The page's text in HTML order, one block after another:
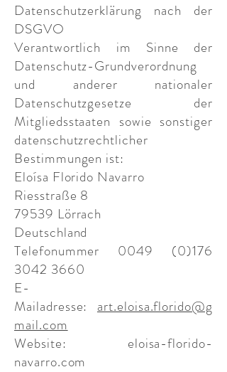
Datenschutzerklärung nach der
DSGVO
Verantwortlich im Sinne der
Datenschutz-Grundverordnung
und anderer nationaler
Datenschutzgesetze der
Mitgliedsstaaten sowie sonstiger
datenschutzrechtlicher
Bestimmungen ist:
Eloísa Florido Navarro
Riesstraße 8
79539 Lörrach
Deutschland
Telefonummer 0049 (0)176
3042 3660
E-
Mailadresse: art.eloisa.florido@g
mail.com
Website: eloisa-florido-
navarro.com